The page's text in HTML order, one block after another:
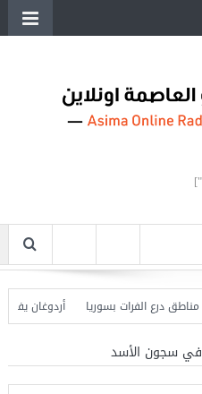
أردوغان يفتتح
سجون الأسد